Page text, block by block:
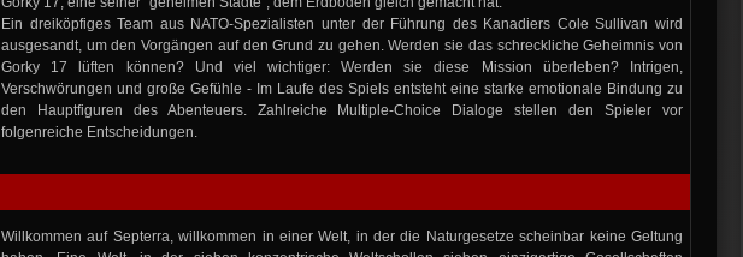
Ein dreiköpfiges Team aus NATO-Spezialisten unter der Führung des Kanadiers Cole Sullivan wird
ausgesandt, um den Vorgängen auf den Grund zu gehen. Werden sie das schreckliche Geheimnis von
Gorky 17 lüften können? Und viel wichtiger: Werden sie diese Mission überleben? Intrigen,
Verschwörungen und große Gefühle - Im Laufe des Spiels entsteht eine starke emotionale Bindung zu
den Hauptfiguren des Abenteuers. Zahlreiche Multiple-Choice Dialoge stellen den Spieler vor
folgenreiche Entscheidungen.
Willkommen auf Septerra, willkommen in einer Welt, in der die Naturgesetze scheinbar keine Geltung